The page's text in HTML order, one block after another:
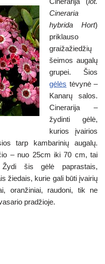
ar
e
Cineraria
hybrida Hort)
priklauso
graižažiedžių
šeimos augalų
grupei. Šios
gėlės tėvynė –
Kanarų salos.
Cinerarija –
žydinti gėlė,
kurios įvairios
tarp kambarinių augalų.
– nuo 25cm iki 70 cm, tai
šis gėlė paprastais,
žiedais, kurie gali būti įvairių
oranžiniai, raudoni, tik ne
pradžioje.